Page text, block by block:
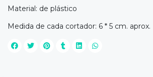
Material: de plástico
Medida de cada cortador: 6 * 5 cm. aprox.